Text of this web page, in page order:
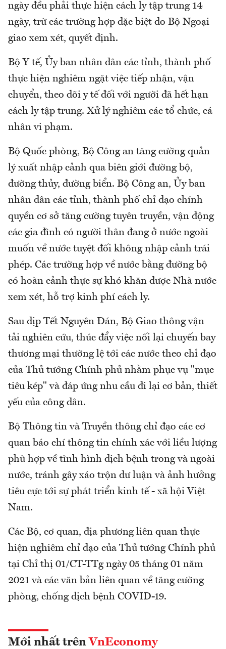
ngày đều phải thực hiện cách ly tập trung 14
ngày, trừ các trường hợp đặc biệt do Bộ Ngoại
giao xem xét, quyết định.
Bộ Y tế, Ủy ban nhân dân các tỉnh, thành phố
thực hiện nghiêm ngặt việc tiếp nhận, vận
chuyển, theo dõi y tế đối với người đã hết hạn
cách ly tập trung. Xử lý nghiêm các tổ chức, cá
nhân vi phạm.
Bộ Quốc phòng, Bộ Công an tăng cường quản
lý xuất nhập cảnh qua biên giới đường bộ,
đường thủy, đường biển. Bộ Công an, Ủy ban
nhân dân các tỉnh, thành phố chỉ đạo chính
quyền cơ sở tăng cường tuyên truyền, vận động
các gia đình có người thân đang ở nước ngoài
muốn về nước tuyệt đối không nhập cảnh trái
phép. Các trường hợp về nước bằng đường bộ
có hoàn cảnh thực sự khó khăn được Nhà nước
xem xét, hỗ trợ kinh phí cách ly.
Sau dịp Tết Nguyên Đán, Bộ Giao thông vận
tải nghiên cứu, thúc đẩy việc nối lại chuyến bay
thương mại thường lệ tới các nước theo chỉ đạo
của Thủ tướng Chính phủ nhằm phục vụ "mục
tiêu kép" và đáp ứng nhu cầu đi lại cơ bản, thiết
yếu của công dân.
Bộ Thông tin và Truyền thông chỉ đạo các cơ
quan báo chí thông tin chính xác với liều lượng
phù hợp về tình hình dịch bệnh trong và ngoài
nước, tránh gây xáo trộn dư luận và ảnh hưởng
tiêu cực tới sự phát triển kinh tế - xã hội Việt
Nam.
Các Bộ, cơ quan, địa phương liên quan thực
hiện nghiêm chỉ đạo của Thủ tướng Chính phủ
tại Chỉ thị 01/CT-TTg ngày 05 tháng 01 năm
2021 và các văn bản liên quan về tăng cường
phòng, chống dịch bệnh COVID-19.
Mới nhất trên VnEconomy